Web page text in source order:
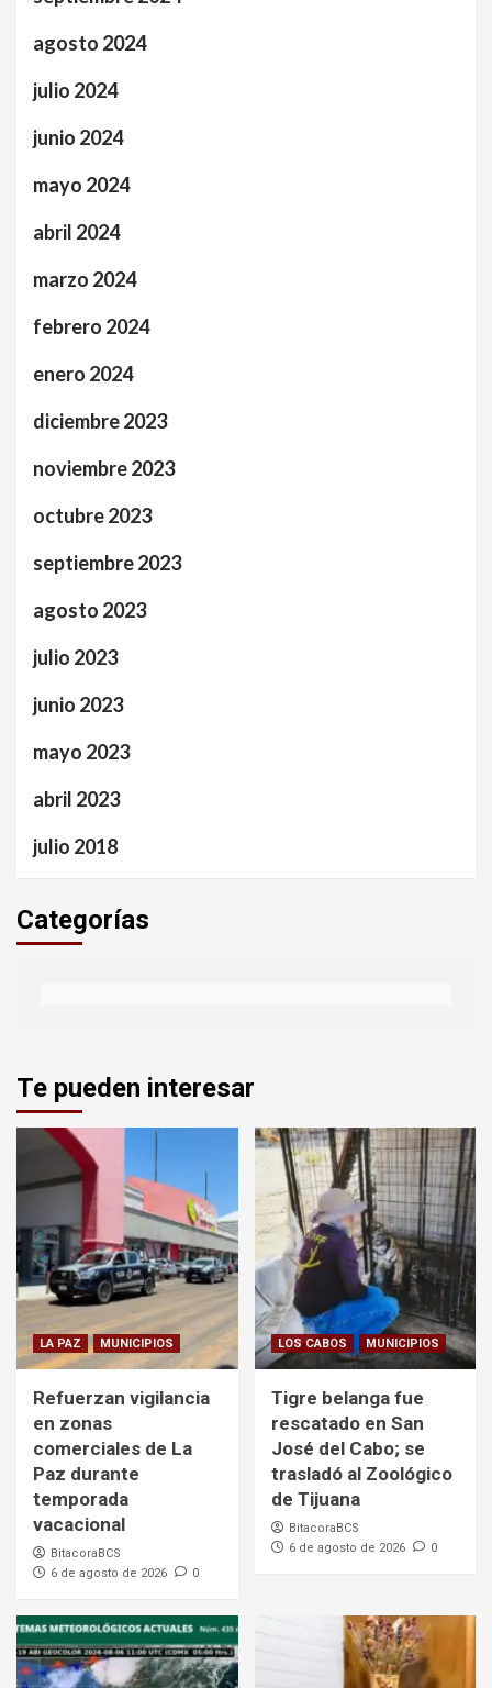
agosto 2024
julio 2024
junio 2024
mayo 2024
abril 2024
marzo 2024
febrero 2024
enero 2024
diciembre 2023
noviembre 2023
octubre 2023
septiembre 2023
agosto 2023
julio 2023
junio 2023
mayo 2023
abril 2023
julio 2018
Categorías
Te pueden interesar
LA PAZ MUNICIPIOS
Refuerzan vigilancia
en zonas
comerciales de La
Paz durante
temporada
vacacional
BitacoraBCS
6 de agosto de 2026
0
LOS CABOS MUNICIPIOS
Tigre belanga fue
rescatado en San
José del Cabo; se
trasladó al Zoológico
de Tijuana
BitacoraBCS
6 de agosto de 2026
0